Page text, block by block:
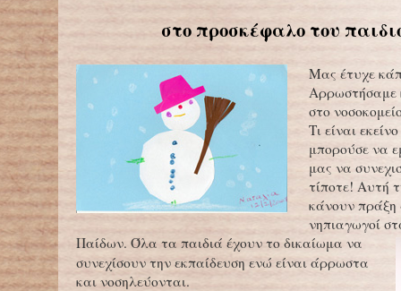
στο προσκέφαλο του
Μας έτυχε
Αρρωστήσαμε
στο
Τι είναι
μπορούσε να
μας να
τίποτε! Αυτή
κάνουν πράξη
νηπιαγωγοί
Παίδων. Όλα τα παιδιά έχουν το δικαίωμα να
συνεχίσουν την εκπαίδευση ενώ είναι άρρωστα
και νοσηλεύονται.